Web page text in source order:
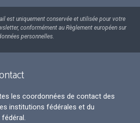
est uniquement conservée et utilisée pour votre
conformément au Règlement européen sur
personnelles.
les coordonnées de contact des
institutions fédérales et du